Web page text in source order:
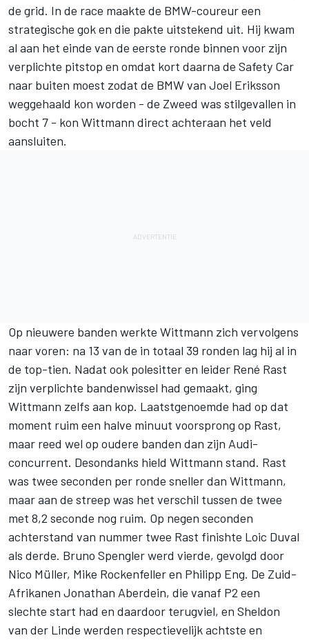
de grid. In de race maakte de BMW-coureur een
strategische gok en die pakte uitstekend uit. Hij kwam
al aan het einde van de eerste ronde binnen voor zijn
verplichte pitstop en omdat kort daarna de Safety Car
naar buiten moest zodat de BMW van Joel Eriksson
weggehaald kon worden - de Zweed was stilgevallen in
bocht 7 - kon Wittmann direct achteraan het veld
aansluiten.
Op nieuwere banden werkte Wittmann zich vervolgens
naar voren: na 13 van de in totaal 39 ronden lag hij al in
de top-tien. Nadat ook polesitter en leider René Rast
zijn verplichte bandenwissel had gemaakt, ging
Wittmann zelfs aan kop. Laatstgenoemde had op dat
moment ruim een halve minuut voorsprong op Rast,
maar reed wel op oudere banden dan zijn Audi-
concurrent. Desondanks hield Wittmann stand. Rast
was twee seconden per ronde sneller dan Wittmann,
maar aan de streep was het verschil tussen de twee
met 8,2 seconde nog ruim. Op negen seconden
achterstand van nummer twee Rast finishte Loic Duval
als derde. Bruno Spengler werd vierde, gevolgd door
Nico Müller, Mike Rockenfeller en Philipp Eng. De Zuid-
Afrikanen Jonathan Aberdein, die vanaf P2 een
slechte start had en daardoor terugviel, en Sheldon
van der Linde werden respectievelijk achtste en